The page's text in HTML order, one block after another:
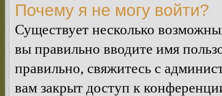
Почему я не могу войти?
Существует несколько
вы правильно вводите имя
правильно, свяжитесь с
вам закрыт доступ к